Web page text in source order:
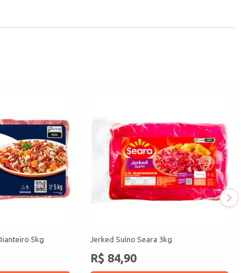
5kg Jerked Suíno Seara 3kg
R$ 84,90